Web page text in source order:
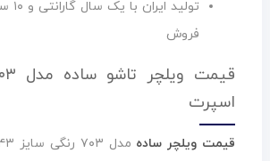
فروش
اسپرت
قیمت ویلچر ساده